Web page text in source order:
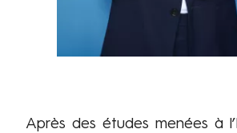
Après des études menées à